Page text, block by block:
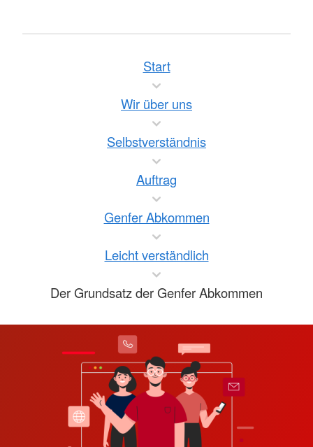
Start
Wir über uns
Selbstverständnis
Auftrag
Genfer Abkommen
Leicht verständlich
Der Grundsatz der Genfer Abkommen